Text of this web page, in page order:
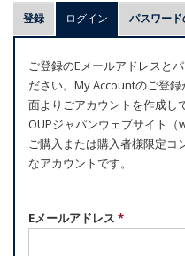
プ
ラ
マ
リ
ー
タ
ブ
登録 ログイン (アクティブな
パスワー
ご登録のEメールアドレスと
ださい。My Accountのご登
面よりごアカウントを作成し
OUPジャパンウェブサイト
ご購入または購入者様限定コ
なアカウントです。
Eメールアドレス *